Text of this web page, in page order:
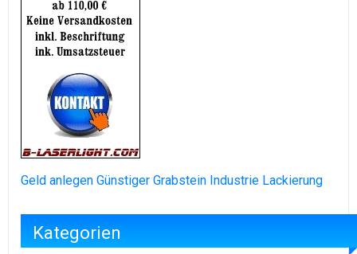
Geld anlegen Günstiger Grabstein Industrie Lackierung
Kategorien